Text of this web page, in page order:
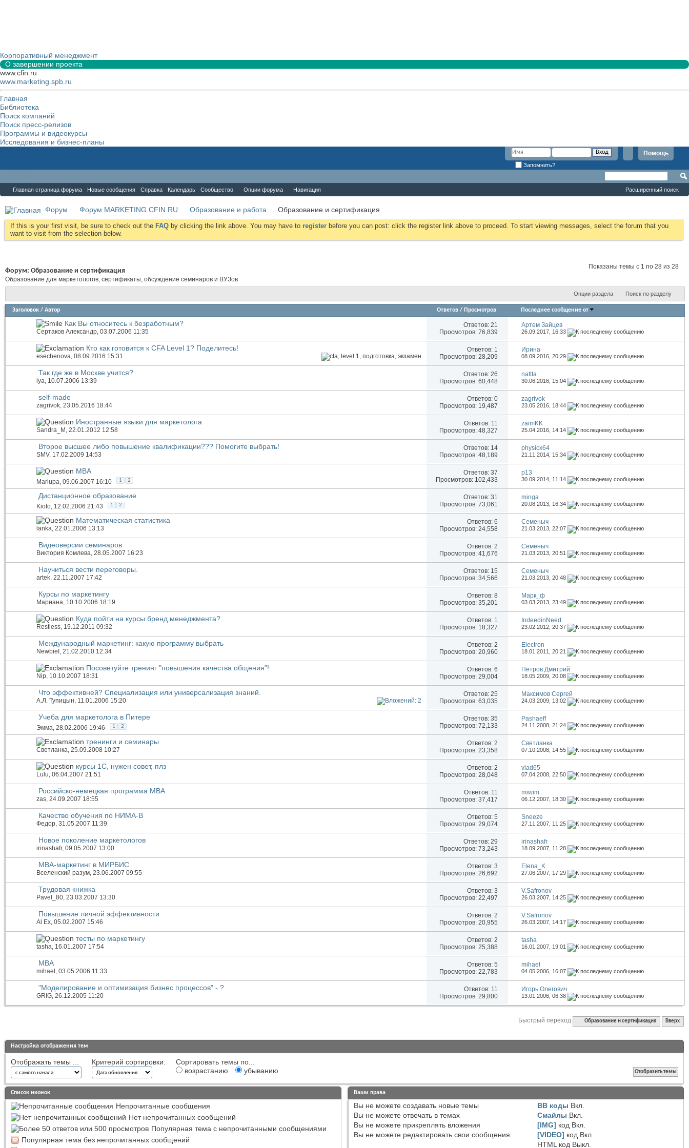
Корпоративный менеджмент
О завершении проекта
www.cfin.ru
www.marketing.spb.ru
Главная
Библиотека
Поиск компаний
Поиск пресс-релизов
Программы и видеокурсы
Исследования и бизнес-планы
Помощь
Запомнить?
Главная страница форума Новые сообщения Справка Календарь Сообщество Опции форума Навигация Расширенный поиск
Форум Форум MARKETING.CFIN.RU Образование и работа Образование и сертификация
If this is your first visit, be sure to check out the FAQ by clicking the link above. You may have to register before you can post: click the register link above to proceed. To start viewing messages, select the forum that you
want to visit from the selection below.
Показаны темы с 1 по 28 из 28
Форум: Образование и сертификация
Образование для маркетологов, сертификаты, обсуждение семинаров и ВУЗов
Опции раздела Поиск по разделу
Заголовок / Автор Ответов / Просмотров Последнее сообщение от
Как Вы относитесь к безработным?
Сертаков Александр, 03.07.2006 11:35
Ответов: 21
Просмотров: 76,839
Артем Зайцев
26.09.2017, 16:33
Кто как готовится к CFA Level 1? Поделитесь!
esechenova, 08.09.2016 15:31
Ответов: 1
Просмотров: 28,209
Иринa
08.09.2016,20:29
Так где же в Москве учится?
lya, 10.07.2006 13:39
Ответов: 26
Просмотров: 60,448
nattta
30.06.2016, 15:04
self-made
zagrivok, 23.05.2016 18:44
Ответов: 0
Просмотров: 19,487
zagrivok
23.05.2016, 18:44
Иностранные языки для маркетолога
Sandra_M , 22.01.2012 12:58
Ответов: 11
Просмотров: 48,327
zaimKK
25.04.2016, 14:14
Второе высшее либо повышение квалификации??? Помогите выбрать!
SMV, 17.02.2009 14:53
Ответов: 14
Просмотров: 48,189
physicx64
21.11.2014, 15:34
МВА
Mariupa, 09.06.2007 16:10 1 2
Ответов: 37
Просмотров: 102,433
p13
30.09.2014, 11:14
Дистанционное образование
Kioto, 12.02.2006 21:43 1 2
Ответов: 31
Просмотров: 73,061
minga
20.08.2013, 16:34
Математическая статистика
lanka, 22.01.2006 13:13
Ответов: 6
Просмотров: 24,558
Семеныч
21.03.2013,22:07
Видеоверсии семинаров
Виктория Комлева, 28.05.2007 16:23
Ответов: 2
Просмотров: 41,676
Семеныч
21.03.2013,20:51
Научиться вести переговоры.
artek, 22.11.2007 17:42
Ответов: 15
Просмотров: 34,566
Семеныч
21.03.2013,20:48
Курсы по маркетингу
Мариана, 10.10.2006 18:19
Ответов: 8
Просмотров: 35,201
Марк_ф
03.03.2013,23:49
Куда пойти на курсы бренд менеджмента?
Restless, 19.12.2011 09:32
Ответов: 1
Просмотров: 18,327
IndeedinNeed
23.02.2012,20:37
Международный маркетинг: какую программу выбрать
NewbieI , 21.02.2010 12:34
Ответов: 2
Просмотров: 20,960
Electron
18.01.2011,20:21
Посоветуйте тренинг "повышения качества общения"!
Nip, 10.10.2007 18:31
Ответов: 6
Просмотров: 29,004
Петров Дмитрий
18.05.2009,20:08
Что эффективней? Специализация или универсализация знаний.
А.Л. Тупицын, 11.01.2006 15:20
Ответов: 25
Просмотров: 63,035
Максимов Сергей
24.03.2009, 13:02
Учеба для маркетолога в Питере
Эмма, 28.02.2006 19:46 1 2
Ответов: 35
Просмотров: 72,133
Pashaeff
24.11.2008,21:24
тренинги и семинары
Светланка, 25.09.2008 10:27
Ответов: 2
Просмотров: 23,358
Светланка
07.10.2008, 14:55
курсы 1С, нужен совет, плз
Lulu, 06.04.2007 21:51
Ответов: 2
Просмотров: 28,048
vlad65
07.04.2008,22:50
Российско-немецкая программа MBA
zas, 24.09.2007 18:55
Ответов: 11
Просмотров: 37,417
miwim
06.12.2007, 18:30
Качество обучения по НИМА-В
Федор, 31.05.2007 11:39
Ответов: 5
Просмотров: 29,074
Sneeze
27.11.2007, 11:25
Новое поколение маркетологов
irinashafr, 09.05.2007 13:00
Ответов: 29
Просмотров: 73,243
irinashafr
18.09.2007, 11:28
МВА-маркетинг в МИРБИС
Вселенский разум, 23.06.2007 09:55
Ответов: 3
Просмотров: 26,692
Elena_K
27.06.2007, 17:29
Трудовая книжка
Pavel_80, 23.03.2007 13:30
Ответов: 3
Просмотров: 22,497
V.Safronov
26.03.2007, 14:25
Повышение личной эффективности
Al Ex, 05.02.2007 15:46
Ответов: 2
Просмотров: 20,955
V.Safronov
26.03.2007, 14:17
тесты по маркетингу
tasha, 16.01.2007 17:54
Ответов: 2
Просмотров: 25,388
tasha
16.01.2007, 19:01
МВА
mihael , 03.05.2006 11:33
Ответов: 5
Просмотров: 22,783
mihael
04.05.2006, 16:07
"Моделирование и оптимизация бизнес процессов" - ?
GRIG, 26.12.2005 11:20
Ответов: 11
Просмотров: 29,800
Игорь Олегович
13.01.2006,06:38
Быстрый переход Образование и сертификация Вверх
Настройка отображения тем
Отображать темы ... Критерий сортировки:
Сортировать темы по...
возрастанию
убыванию
Список иконок
Непрочитанные сообщения
Нет непрочитанных сообщений
Популярная тема с непрочитанными сообщениями
Популярная тема без непрочитанных сообщений
Ваши права
Вы не можетесоздавать новые темы
Вы не можетеотвечать в темах
Вы не можетеприкреплять вложения
Вы не можетередактировать свои сообщения
BB коды Вкл.
Смайлы Вкл.
[IMG] код Вкл.
[VIDEO] код Вкл.
HTML код Выкл.